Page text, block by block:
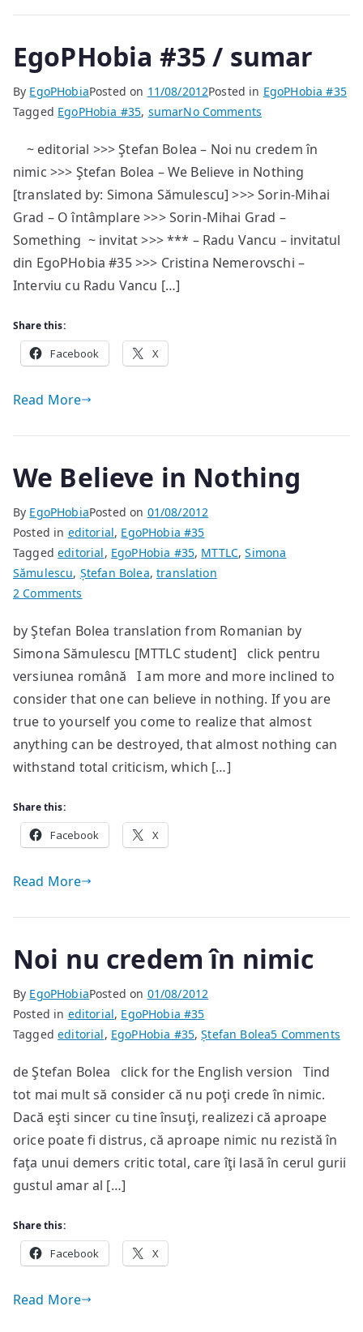
EgoPHobia #35 / sumar
By EgoPHobiaPosted on 11/08/2012Posted in EgoPHobia #35
Tagged EgoPHobia #35, sumarNo Comments
#35
/
sumar
~ editorial >>> Ştefan Bolea – Noi nu credem în
nimic >>> Ştefan Bolea – We Believe in Nothing
[translated by: Simona Sămulescu] >>> Sorin-Mihai
Grad – O întâmplare >>> Sorin-Mihai Grad –
Something ~ invitat >>> *** – Radu Vancu – invitatul
din EgoPHobia #35 >>> Cristina Nemerovschi –
Interviu cu Radu Vancu […]
Share this:
Facebook X
Read More
We Believe in Nothing
By EgoPHobiaPosted on 01/08/2012
Posted in editorial, EgoPHobia #35
Taggededitorial, EgoPHobia #35, MTTLC,Simona
Sămulescu, Ștefan Bolea,translation
2 Comments
Believe
in
Nothing
by Ştefan Bolea translation from Romanian by
Simona Sămulescu [MTTLC student] click pentru
versiunea română I am more and more inclined to
consider that one can believe in nothing. If you are
true to yourself you come to realize that almost
anything can be destroyed, that almost nothing can
withstand total criticism, which […]
Share this:
Facebook X
Read More
Noi nu credem în nimic
By EgoPHobiaPosted on 01/08/2012
Posted in editorial, EgoPHobia #35
Taggededitorial, EgoPHobia #35,Ștefan Bolea5 Commentson
de Ştefan Bolea click for the English version Tind
tot mai mult să consider că nu poţi crede în nimic.
Dacă eşti sincer cu tine însuţi, realizezi că aproape
orice poate fi distrus, că aproape nimic nu rezistă în
faţa unui demers critic total, care îţi lasă în cerul gurii
gustul amar al […]
Share this:
Facebook X
Read More